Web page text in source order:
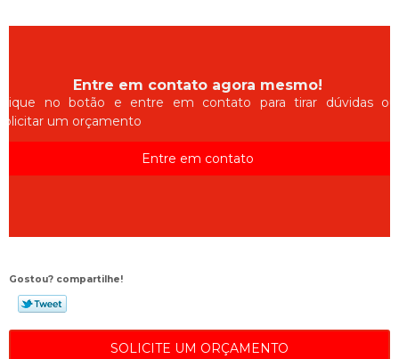
Entre em contato agora mesmo!
no botão e entre em contato para tirar dúvidas ou
um orçamento
Entre em contato
Gostou? compartilhe!
SOLICITE UM ORÇAMENTO